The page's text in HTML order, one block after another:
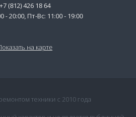
+7 (812) 426 18 64
- 20:00, Пт-Вс: 11:00 - 19:00
на карте
техники с 2010 года